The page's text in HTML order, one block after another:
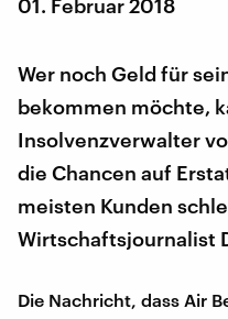
01. Februar 2018
Wer noch Geld für
bekommen möchte,
Insolvenzverwalter
die Chancen auf
meisten Kunden
Wirtschaftsjournalist
Die Nachricht, dass Air